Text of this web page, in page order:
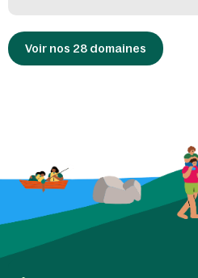
Voir nos 28 domaines